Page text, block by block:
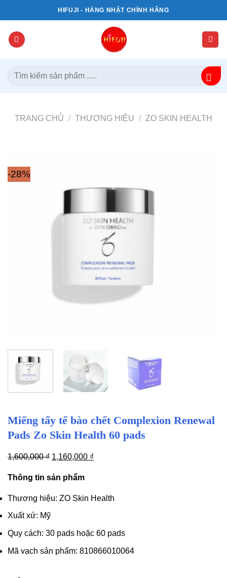
qua
dung
HIFUJI - HÀNG NHẬT CHÍNH HÃNG
Tìm
kiếm:
TRANG CHỦ / THƯƠNG HIỆU / ZO SKIN HEALTH
-28%
Miếng tẩy tế bào chết Complexion Renewal
Pads Zo Skin Health 60 pads
1,600,000₫ Giá
là:
1,600,000 ₫.
1,160,000 ₫
là:
Thông tin sản phẩm
Thương hiệu: ZO Skin Health
Xuất xứ: Mỹ
Quy cách: 30 pads hoặc 60 pads
Mã vạch sản phẩm: 810866010064